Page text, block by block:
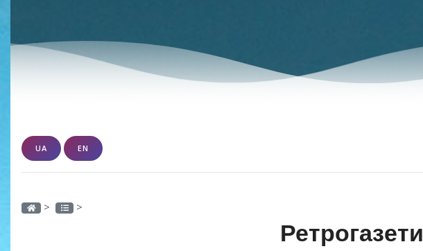
UA EN
> >
Ретрогазети